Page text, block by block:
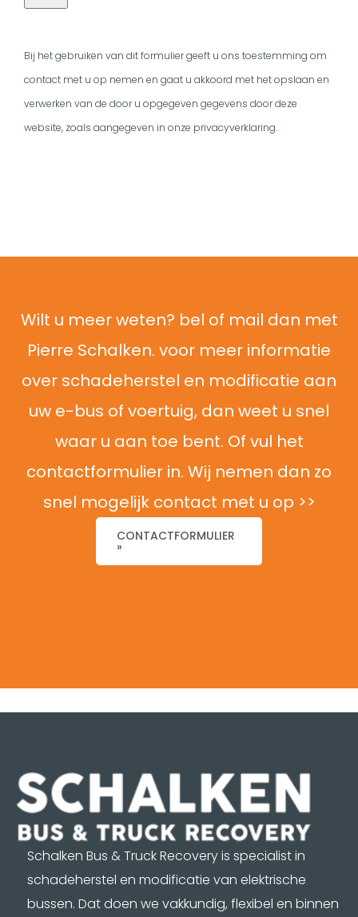
Bij het gebruiken van dit formulier geeft u ons toestemming om
contact met u op nemen en gaat u akkoord met het opslaan en
verwerken van de door u opgegeven gegevens door deze
website, zoals aangegeven in onze privacyverklaring.
Wilt u meer weten? bel of mail dan met
Pierre Schalken. voor meer informatie
over schadeherstel en modificatie aan
uw e-bus of voertuig, dan weet u snel
waar u aan toe bent. Of vul het
contactformulier in. Wij nemen dan zo
snel mogelijk contact met u op >>
CONTACTFORMULIER
»
Schalken Bus & Truck Recovery is specialist in
schadeherstel en modificatie van elektrische
bussen. Dat doen we vakkundig, flexibel en binnen